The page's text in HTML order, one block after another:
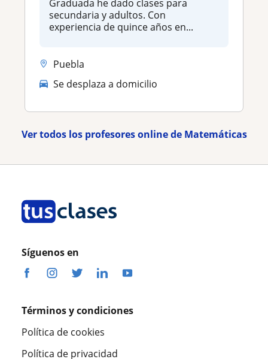
Graduada he dado clases para
secundaria y adultos. Con
experiencia de quince años en...
Puebla
Se desplaza a domicilio
Ver todos los profesores online de Matemáticas
Síguenos en
Términos y condiciones
Política de cookies
Política de privacidad